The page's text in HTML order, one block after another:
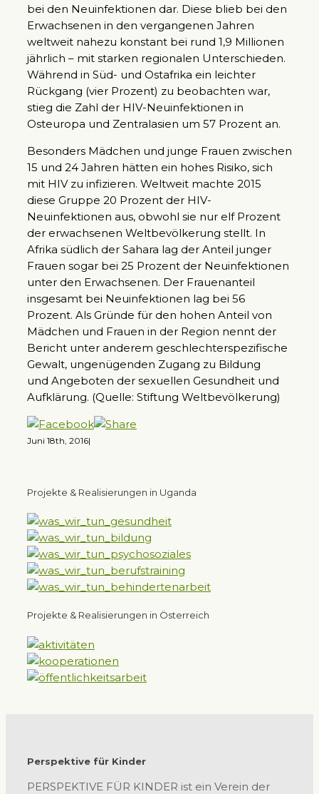
bei den Neuinfektionen dar. Diese blieb bei den
Erwachsenen in den vergangenen Jahren
weltweit nahezu konstant bei rund 1,9 Millionen
jährlich – mit starken regionalen Unterschieden.
Während in Süd- und Ostafrika ein leichter
Rückgang (vier Prozent) zu beobachten war,
stieg die Zahl der HIV-Neuinfektionen in
Osteuropa und Zentralasien um 57 Prozent an.
Besonders Mädchen und junge Frauen zwischen
15 und 24 Jahren hätten ein hohes Risiko, sich
mit HIV zu infizieren. Weltweit machte 2015
diese Gruppe 20 Prozent der HIV-
Neuinfektionen aus, obwohl sie nur elf Prozent
der erwachsenen Weltbevölkerung stellt. In
Afrika südlich der Sahara lag der Anteil junger
Frauen sogar bei 25 Prozent der Neuinfektionen
unter den Erwachsenen. Der Frauenanteil
insgesamt bei Neuinfektionen lag bei 56
Prozent. Als Gründe für den hohen Anteil von
Mädchen und Frauen in der Region nennt der
Bericht unter anderem geschlechterspezifische
Gewalt, ungenügenden Zugang zu Bildung
und Angeboten der sexuellen Gesundheit und
Aufklärung. (Quelle: Stiftung Weltbevölkerung)
Juni 18th, 2016|
Projekte & Realisierungen in Uganda
Projekte & Realisierungen in Österreich
Perspektive für Kinder
PERSPEKTIVE FÜR KINDER ist ein Verein der